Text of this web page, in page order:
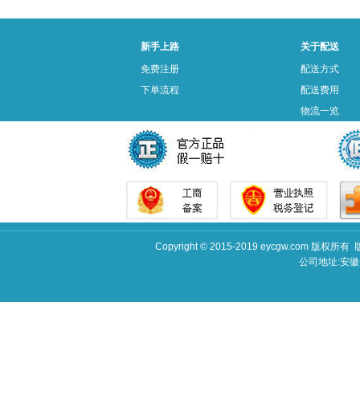
新手上路
免费注册
下单流程
关于配送
配送方式
配送费用
物流一览
Copyright © 2015-2019 eycgw.com 版权所有
公司地址:安